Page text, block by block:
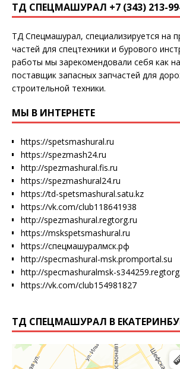
ТД СПЕЦМАШУРАЛ +7 (343) 213-
ТД Спецмашурал, специализируется на
частей для спецтехники и бурового
работы мы зарекомендовали себя как
поставщик запасных запчастей для
строительной техники.
МЫ В ИНТЕРНЕТЕ
https://spetsmashural.ru
https://spezmash24.ru
http://spezmashural.fis.ru
https://spezmashural24.ru
https://td-spetsmashural.satu.kz
https://vk.com/club118641938
http://spezmashural.regtorg.ru
https://mskspetsmashural.ru
https://спецмашуралмск.рф
http://specmashural-msk.promportal.su
http://specmashuralmsk-
https://vk.com/club154981827
ТД СПЕЦМАШУРАЛ В